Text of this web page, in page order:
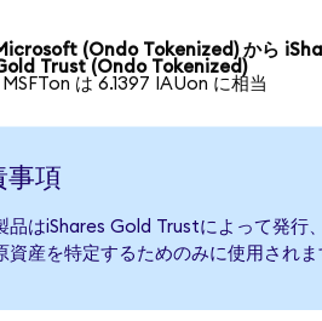
(Ondo Tokenized) から
Trust (Ondo Tokenized)
MSFTon は 6.1397 IAUon に相当
事項
品はiShares Gold Trustによって発行
資産を特定するためのみに使用されま